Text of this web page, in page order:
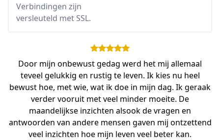
Verbindingen zijn
versleuteld met SSL.
Door mijn onbewust gedag werd het mij allemaal
teveel gelukkig en rustig te leven. Ik kies nu heel
bewust hoe, met wie, wat ik doe in mijn dag. Ik geraak
verder vooruit met veel minder moeite. De
maandelijkse inzichten alsook de vragen en
antwoorden van andere mensen gaven mij ontzettend
veel inzichten hoe mijn leven veel beter kan.